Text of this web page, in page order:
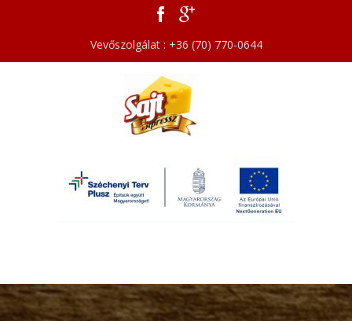
Vevőszolgálat : +36 (70) 770-0644